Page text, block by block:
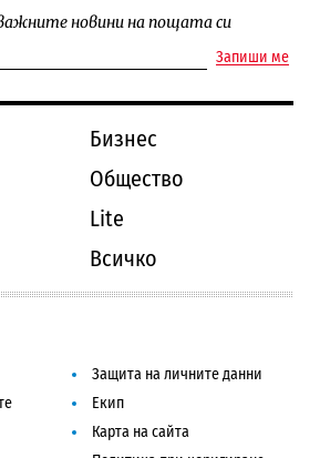
новини на пощата си
Запиши ме
Бизнес
Общество
Lite
Всичко
Защита на личните данни
Екип
Карта на сайта